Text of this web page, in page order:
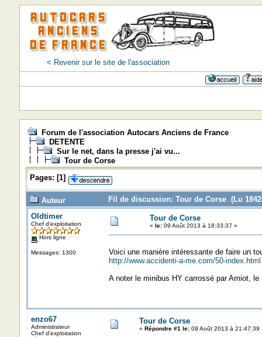
< Revenir sur le site de l'association
Forum de l'association Autocars Anciens de France
DETENTE
Sur le net, dans la presse j'ai vu...
Tour de Corse
Pages: [1]
Auteur
Fil de discussion: Tour de Corse (Lu
Oldtimer
Chef d'exploitation
Hors ligne
Messages: 1300
Tour de Corse
« le:09 Août 2013 à 18:33:37 »
Voici une manière intéressante de faire un
http://www.accidenti-a-me.com/50-index.html
A noter le minibus HY carrossé par Amiot,
enzo67
Administrateur
Chef d'exploitation
Tour de Corse
« Répondre #1 le:09 Août 2013 à 21:47:39